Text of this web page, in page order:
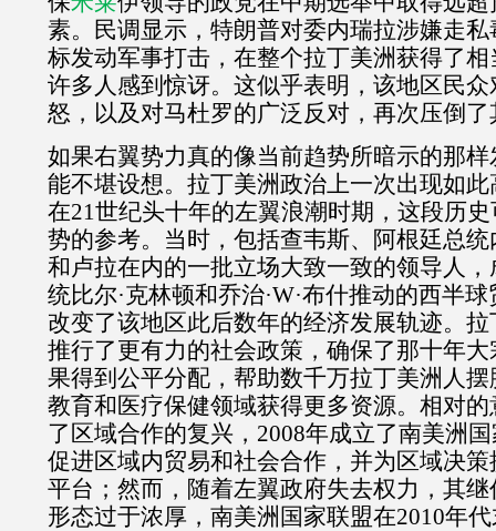
素。民调显示，特朗普对委内瑞拉涉嫌走
标发动军事打击，在整个拉丁美洲获得了
许多人感到惊讶。这似乎表明，该地区民众
怒，以及对马杜罗的广泛反对，再次压倒
如果右翼势力真的像当前趋势所暗示的那
能不堪设想。拉丁美洲政治上一次出现如
在21世纪头十年的左翼浪潮时期，这段历
势的参考。当时，包括查韦斯、阿根廷总统
和卢拉在内的一批立场大致一致的领导人
统比尔·克林顿和乔治·W·布什推动的西半
改变了该地区此后数年的经济发展轨迹。
推行了更有力的社会政策，确保了那十年
果得到公平分配，帮助数千万拉丁美洲人
教育和医疗保健领域获得更多资源。相对
了区域合作的复兴， 2008年成立了南美洲
促进区域内贸易和社会合作，并为区域决
平台；然而，随着左翼政府失去权力，其
形态过于浓厚，南美洲国家联盟在2010年